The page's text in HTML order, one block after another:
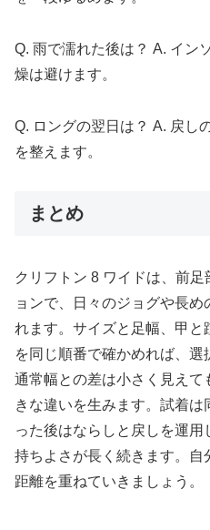
Q. 雨で濡れた後は？ A. イン
燥は避けます。
Q. ロングの翌日は？ A. 戻し
を整えます。
まとめ
クリフトン 8 ワイドは、前
ョンで、日々のジョグや長め
れます。サイズと足幅、甲
を同じ順番で確かめれば、選
通常幅との差は小さく見え
きな違いを生みます。試着
った後はならしと戻しを運
持ちよさが長く続きます。自
距離を重ねていきましょう。